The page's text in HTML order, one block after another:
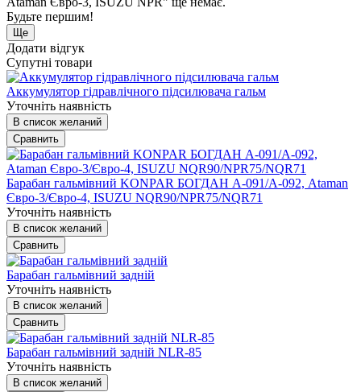
Будьте першим!
Ще
Додати відгук
Супутні товари
Аккумулятор гідравлічного підсилювача гальм
Уточніть наявність
В список желаний
Сравнить
Барабан гальмівний KONPAR БОГДАН А-091/А-092, Ataman
Євро-3/Євро-4, ISUZU NQR90/NPR75/NQR71
Уточніть наявність
В список желаний
Сравнить
Барабан гальмівний задній
Уточніть наявність
В список желаний
Сравнить
Барабан гальмівний задній NLR-85
Уточніть наявність
В список желаний